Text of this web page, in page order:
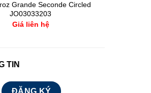
Grande Seconde Circled
JO03033203
Giá liên hệ
TIN